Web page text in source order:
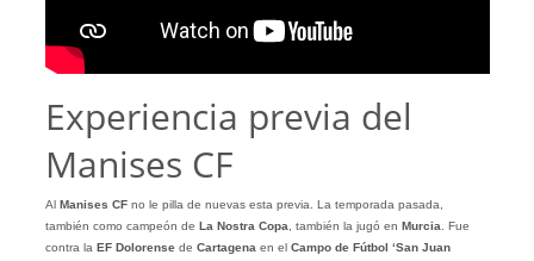
Experiencia previa del
Manises CF
Al Manises CFno le pilla de nuevas esta previa. La temporada pasada,
también como campeón de La Nostra Copa , también la jugó en Murcia . Fue
contra la EF Dolorensede Cartagena en el Campo de Fútbol ‘San Juan